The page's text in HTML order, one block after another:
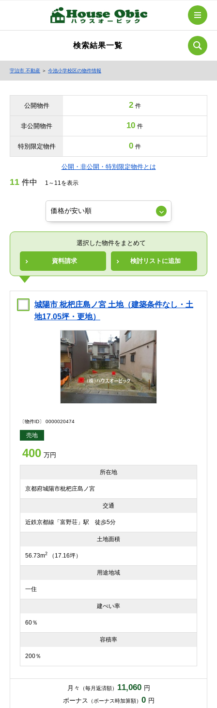
検索結果一覧
宇治市 不動産 ＞ 今池小学校区の物件情報
公開物件 2 件
非公開物件 10 件
特別限定物件 0 件
公開・非公開・特別限定物件とは
11 件中 1～11を表示
選択した物件をまとめて
資料請求 検討リストに追加
城陽市 枇杷庄島ノ宮 土地（建築条件なし・土
地17.05坪・更地）
〔物件ID〕 0000020474
売地
400 万円
所在地
京都府城陽市枇杷庄島ノ宮
交通
近鉄京都線「富野荘」駅 徒歩5分
土地面積
56.73m2 （17.16坪）
用途地域
一住
建ぺい率
60％
容積率
200％
月々 （毎月返済額） 11,060 円
ボーナス （ボーナス時加算額） 0 円